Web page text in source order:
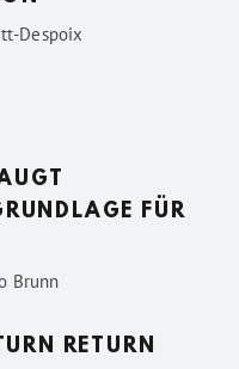
Despoix
FÜR
Brunn
RETURN